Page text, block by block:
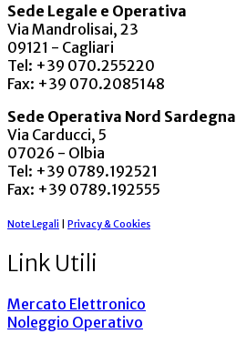
Sede Legale e Operativa
Via Mandrolisai, 23
09121 - Cagliari
Tel: +39 070.255220
Fax: +39 070.2085148
Sede Operativa Nord Sardegna
Via Carducci, 5
07026 - Olbia
Tel: +39 0789.192521
Fax: +39 0789.192555
Note Legali Privacy & Cookies
Link Utili
Mercato Elettronico
Noleggio Operativo